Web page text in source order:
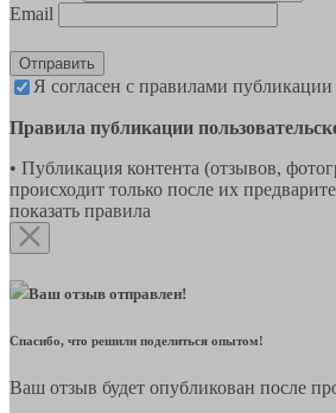
Email
Отправить
Я согласен с правилами
Правила публикации
• Публикация контента (отзывов,
происходит только после их
показать правила
Ваш отзыв отправлен!
Спасибо, что решили поделиться опытом!
Ваш отзыв будет опубликован после